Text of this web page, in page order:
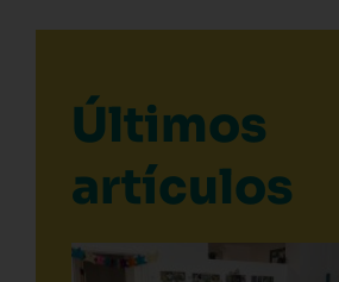
Últimos
artículos